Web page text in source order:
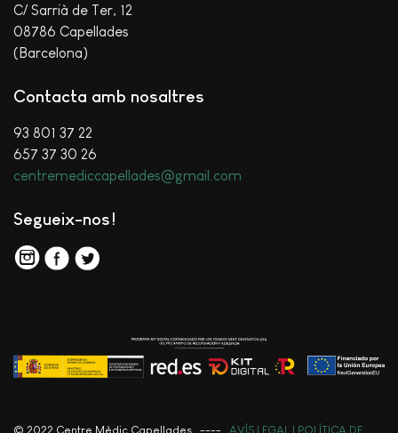
C/ Sarrià de Ter, 12
08786 Capellades
(Barcelona)
Contacta amb nosaltres
93 801 37 22
657 37 30 26
centremediccapellades@gmail.com
Segueix-nos!
© 2022 Centre Mèdic Capellades ---- AVÍS LEGAL I POLÍTICA DE